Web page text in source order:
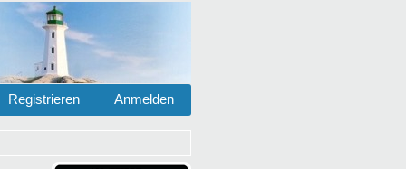
Anmelden
Registrieren